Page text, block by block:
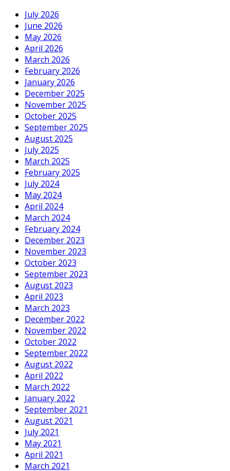
July 2026
June 2026
May 2026
April 2026
March 2026
February 2026
January 2026
December 2025
November 2025
October 2025
September 2025
August 2025
July 2025
March 2025
February 2025
July 2024
May 2024
April 2024
March 2024
February 2024
December 2023
November 2023
October 2023
September 2023
August 2023
April 2023
March 2023
December 2022
November 2022
October 2022
September 2022
August 2022
April 2022
March 2022
January 2022
September 2021
August 2021
July 2021
May 2021
April 2021
March 2021